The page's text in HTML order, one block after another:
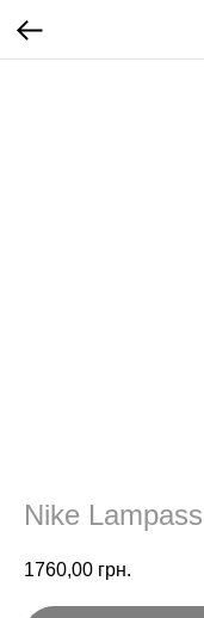
Nike Lampass
1760,00 грн.